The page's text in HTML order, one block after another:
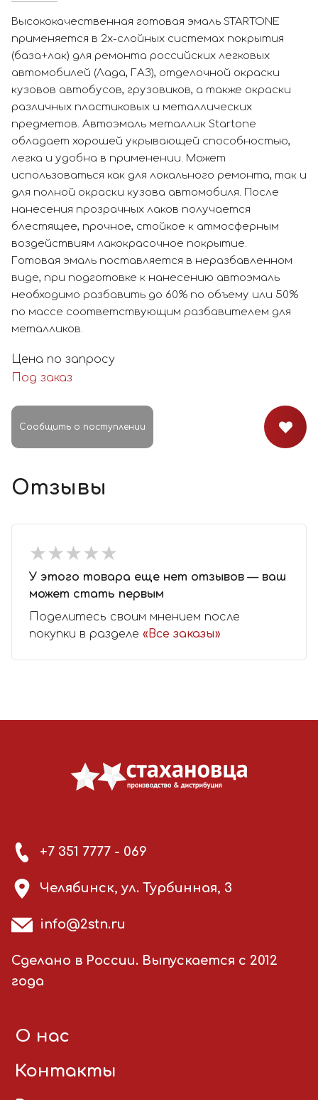
Высококачественная готовая эмаль STARTONE
применяется в 2х-слойных системах покрытия
(база+лак) для ремонта российских легковых
автомобилей (Лада, ГАЗ), отделочной окраски
кузовов автобусов, грузовиков, а также окраски
различных пластиковых и металлических
предметов. Автоэмаль металлик Startone
обладает хорошей укрывающей способностью,
легка и удобна в применении. Может
использоваться как для локального ремонта, так и
для полной окраски кузова автомобиля. После
нанесения прозрачных лаков получается
блестящее, прочное, стойкое к атмосферным
воздействиям лакокрасочное покрытие.
Готовая эмаль поставляется в неразбавленном
виде, при подготовке к нанесению автоэмаль
необходимо разбавить до 60% по объему или 50%
по массе соответствующим разбавителем для
металликов.
Цена по запросу
Под заказ
Сообщить о поступлении
Отзывы
★★★★★
★★★★★
У этого товара еще нет отзывов — ваш
может стать первым
Поделитесь своим мнением после
покупки в разделе «Все заказы»
+7 351 7777 - 069
Челябинск, ул. Турбинная, 3
info@2stn.ru
Сделано в России. Выпускается с 2012
года
О нас
Контакты